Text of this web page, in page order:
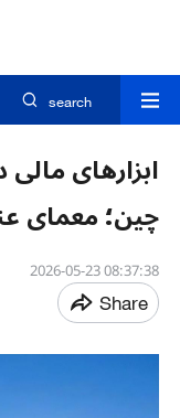
search
ابزارهای
چین؛ معمای
08:37:38 2026-05-23
Share